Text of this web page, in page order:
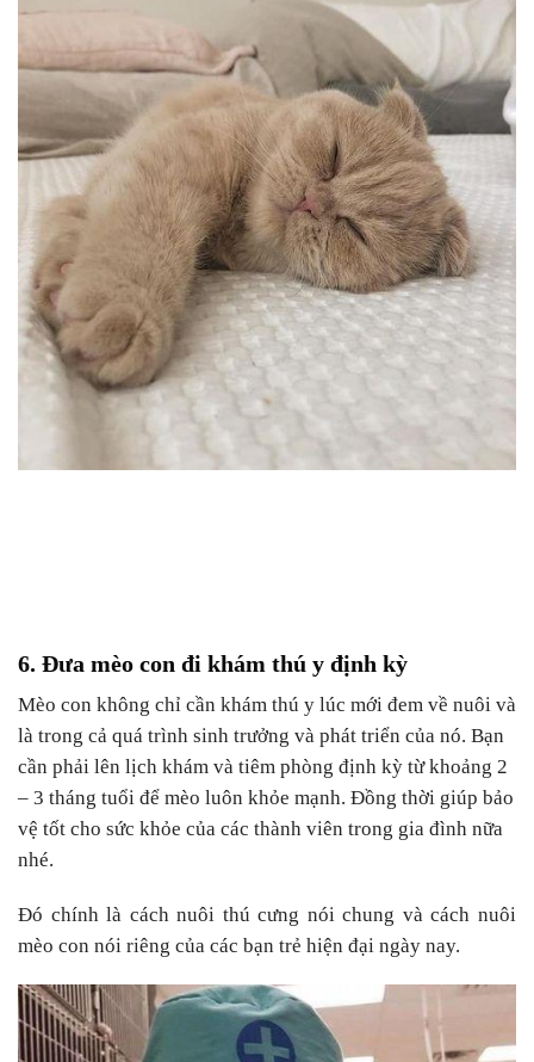
6. Đưa mèo con đi khám thú y định kỳ
Mèo con không chỉ cần khám thú y lúc mới đem về nuôi và
là trong cả quá trình sinh trưởng và phát triển của nó. Bạn
cần phải lên lịch khám và tiêm phòng định kỳ từ khoảng 2
– 3 tháng tuổi để mèo luôn khỏe mạnh. Đồng thời giúp bảo
vệ tốt cho sức khỏe của các thành viên trong gia đình nữa
nhé.
Đó chính là cách nuôi thú cưng nói chung và cách nuôi
mèo con nói riêng của các bạn trẻ hiện đại ngày nay.